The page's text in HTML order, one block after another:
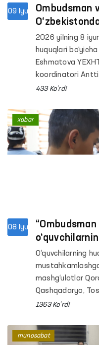
09 Iyu
Ombudsman
o‘rtasidagi
muhokama
2026 yilning 8
huquqlari
Eshmatova
koordinatori Antti
433 Ko'rdi
08 Iyu
oshirilmoqda
O‘quvchilarning
mashg‘ulotlar
Qashqadaryo,
viloyatlari hamda
hududlardagi
o‘tkazilgan
1363 Ko'rdi
xabar
munosabat